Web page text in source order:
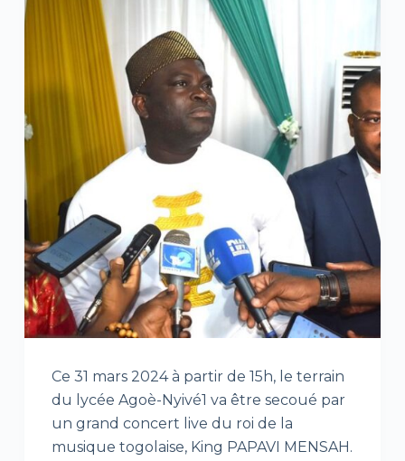
Ce 31 mars 2024 à partir de 15h, le terrain
du lycée Agoè-Nyivé1 va être secoué par
un grand concert live du roi de la
musique togolaise, King PAPAVI MENSAH.